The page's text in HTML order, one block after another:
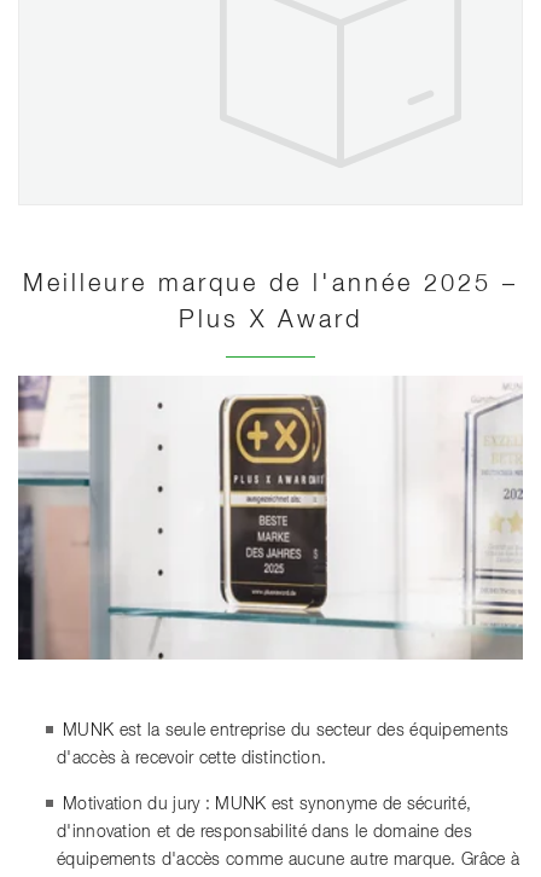
Meilleure marque de l'année 2025 –
Plus X Award
MUNK est la seule entreprise du secteur des équipements
d'accès à recevoir cette distinction.
Motivation du jury : MUNK est synonyme de sécurité,
d'innovation et de responsabilité dans le domaine des
équipements d'accès comme aucune autre marque. Grâce à